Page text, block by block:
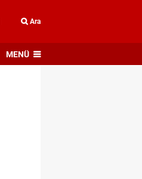
Ara
MENÜ